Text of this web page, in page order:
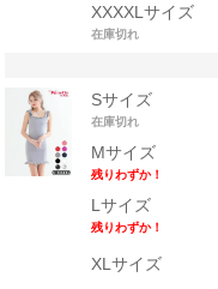
XXXXLサイズ
在庫切れ
Sサイズ
在庫切れ
Mサイズ
残りわずか！
Lサイズ
残りわずか！
XLサイズ